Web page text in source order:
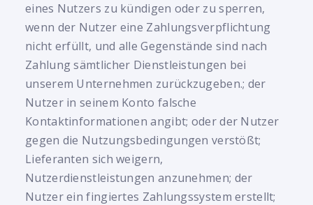
eines Nutzers zu kündigen oder zu sperren,
wenn der Nutzer eine Zahlungsverpflichtung
nicht erfüllt, und alle Gegenstände sind nach
Zahlung sämtlicher Dienstleistungen bei
unserem Unternehmen zurückzugeben.; der
Nutzer in seinem Konto falsche
Kontaktinformationen angibt; oder der Nutzer
gegen die Nutzungsbedingungen verstößt;
Lieferanten sich weigern,
Nutzerdienstleistungen anzunehmen; der
Nutzer ein fingiertes Zahlungssystem erstellt;